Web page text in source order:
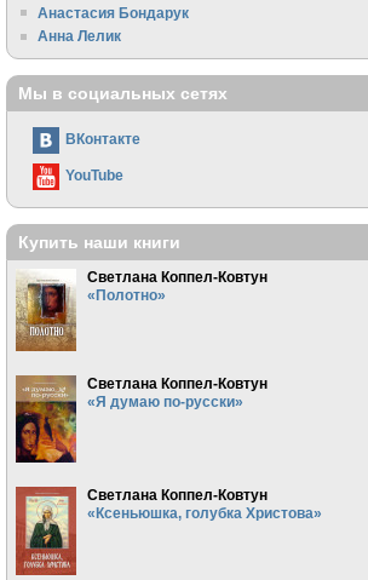
Анастасия Бондарук
Анна Лелик
Мы в социальных сетях
ВКонтакте
YouTube
Купить наши книги
Светлана Коппел-Ковтун
«Полотно»
Светлана Коппел-Ковтун
«Я думаю по-русски»
Светлана Коппел-Ковтун
«Ксеньюшка, голубка Христова»